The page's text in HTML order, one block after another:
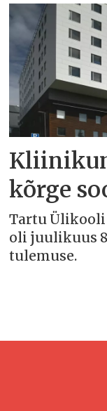
kõrge
Tartu
oli juulikuus
tulemuse.